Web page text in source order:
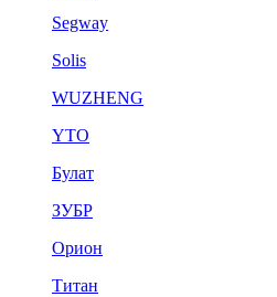
Segway
Solis
WUZHENG
YTO
Булат
ЗУБР
Орион
Титан